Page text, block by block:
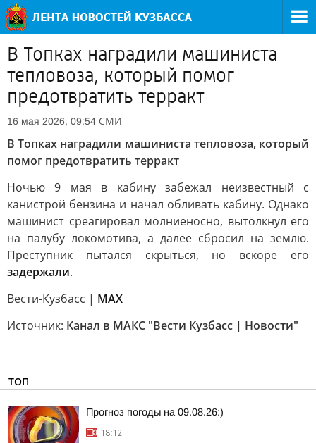
В Топках наградили машиниста
тепловоза, который помог
предотвратить терракт
16 мая 2026, 09:54 СМИ
В Топках наградили машиниста тепловоза, который
помог предотвратить терракт
Ночью 9 мая в кабину забежал неизвестный с
канистрой бензина и начал обливать кабину. Однако
машинист среагировал молниеносно, вытолкнул его
на палубу локомотива, а далее сбросил на землю.
Преступник пытался скрыться, но вскоре его
задержали.
Вести-Кузбасс | MAX
Источник: Канал в МАКС "Вести Кузбасс | Новости"
ТОП
Прогноз погоды на 09.08.26:)
18:12